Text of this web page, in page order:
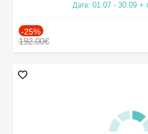
Дата: 01.07 - 30.09 +
-25%
192.00€